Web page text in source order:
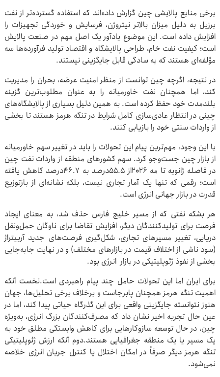
برخی منابع پالایشی چین گزارش داده‌اند که استفاده گسترده‌تر از نفت
برزیل به دلیل میزان بالاتر نیتروژن، فرسایش و خوردگی تجهیزات را
افزایش داده است. این موضوع یادآور یک اصل مهم در صنعت پالایش
است؛ کیفیت نفت خام، طراحی پالایشگاه و اقتصاد تولید فرآورده‌ها سه
مؤلفه‌ای هستند که به سادگی قابل جایگزینی نیستند.
در نتیجه، اگرچه چین توانست از منظر امنیت عرضه، بحران را مدیریت
کند، اما همچنان نفت خاورمیانه را به عنوان مطلوب‌ترین گزینه
بلندمدت خود حفظ کرده است. به همین دلیل بسیاری از پالایشگاه‌های
چینی در انتظار عادی‌سازی کامل شرایط در تنگه هرمز هستند تا بخشی
از واردات سنتی خود را بازیابی کنند.
با این وجود، مهم‌ترین پیام این تحولات را باید در تغییر سهم خاورمیانه
از بازار چین جست‌وجو کرد. سهم کشورهای منطقه از واردات نفت چین
در فاصله ژانویه تا مه ۲۰۲۶از ۵۵.۵درصد به ۴۶.۷درصد کاهش یافته
است؛ رقمی که تنها یک آمار تجاری نیست، بلکه نشانه‌ای از بازتوزیع
قدرت در بازار جهانی انرژی است.
هر بشکه نفتی که از مسیر خلیج فارس حذف شد، به معنای ایجاد
فرصت برای تولیدکنندگان دیگر، افزایش تقاضا برای ناوگان حمل‌ونقل
دریایی، تغییر مسیرهای تجاری، شکل‌گیری فرصت‌های جدید آربیتراژ
(سود ناشی از اختلاف قیمت در بازارهای مختلف) و در نهایت جابه‌جایی
بخشی از نفوذ ژئوپلیتیکی در بازار انرژی بود.
برای ایران اما این تحولات حامل چند پیام راهبردی است.نخست آنکه
اهمیت تنگه هرمز همچنان پابرجاست و برخلاف برخی تحلیل‌ها، جهان
هنوز نتوانسته جایگزینی واقعی برای این گذرگاه حیاتی پیدا کند، اما در
عین حال تجربه اخیر نشان داد که مصرف‌کنندگان بزرگ انرژی، به‌ویژه
چین، در حال توسعه سازوکارهایی برای کاهش وابستگی مطلق خود به
یک مسیر یا یک منطقه جغرافیایی هستند.دوم آنکه ارزش ژئوپلیتیکی
تنگه هرمز دیگر صرفاً در امکان اختلال یا کنترل جریان انرژی خلاصه
نمی‌شود.